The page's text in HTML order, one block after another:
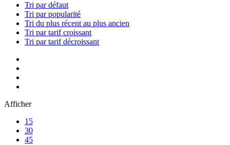
Tri par défaut
Tri par popularité
Tri du plus récent au plus ancien
Tri par tarif croissant
Tri par tarif décroissant
Afficher
15
30
45